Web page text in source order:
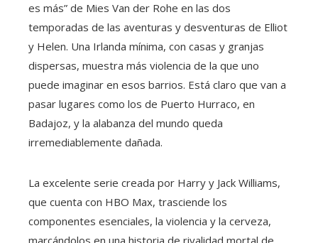
es más” de Mies Van der Rohe en las dos
temporadas de las aventuras y desventuras de Elliot
y Helen. Una Irlanda mínima, con casas y granjas
dispersas, muestra más violencia de la que uno
puede imaginar en esos barrios. Está claro que van a
pasar lugares como los de Puerto Hurraco, en
Badajoz, y la alabanza del mundo queda
irremediablemente dañada.
La excelente serie creada por Harry y Jack Williams,
que cuenta con HBO Max, trasciende los
componentes esenciales, la violencia y la cerveza,
marcándolos en una historia de rivalidad mortal de